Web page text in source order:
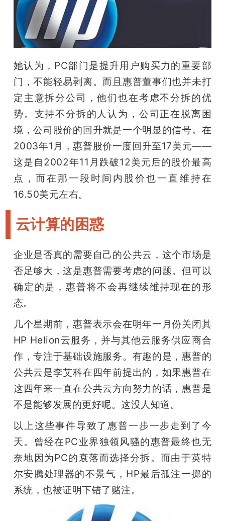
她认为，PC部门是提升用户购买力的重要部
门，不能轻易剥离。而且惠普董事们也并未打
定主意拆分公司，他们也在考虑不分拆的优
势。支持不分拆的人认为，公司正在脱离困
境，公司股价的回升就是一个明显的信号。在
2003年1月，惠普股价一度回升至17美元——
这是自2002年11月跌破12美元后的股价最高
点，而在那一段时间内股价也一直维持在
16.50美元左右。
云计算的困惑
企业是否真的需要自己的公共云，这个市场是
否足够大，这是惠普需要考虑的问题。但可以
确定的是，惠普将不会再继续维持现在的形
态。
几个星期前，惠普表示会在明年一月份关闭其
HP Helion云服务，并与其他云服务供应商合
作，专注于基础设施服务。有趣的是，惠普的
公共云是李艾科在四年前提出的，如果惠普在
这四年来一直在公共云方向努力的话，惠普是
不是能够发展的更好呢。这没人知道。
以上这些事件导致了惠普一步一步走到了今
天。曾经在PC业界独领风骚的惠普最终也无
奈地因为PC的衰落而选择分拆。而由于英特
尔安腾处理器的不景气，HP最后孤注一掷的
系统，也被证明下错了赌注。